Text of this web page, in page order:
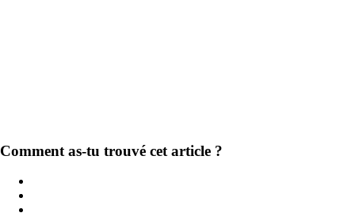
Comment as-tu trouvé cet article ?